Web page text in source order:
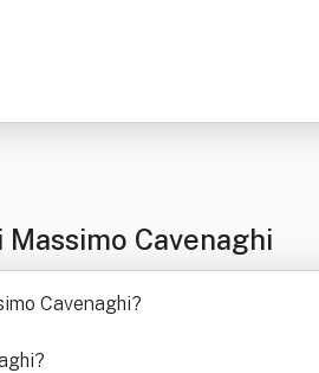
Cavenaghi
Cavenaghi?
?